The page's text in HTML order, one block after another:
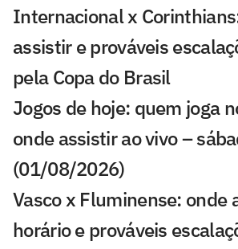
Internacional x
assistir e prováveis
pela Copa do Brasil
Jogos de hoje: quem joga
onde assistir ao vivo –
(01/08/2026)
Vasco x Fluminense: onde
horário e prováveis